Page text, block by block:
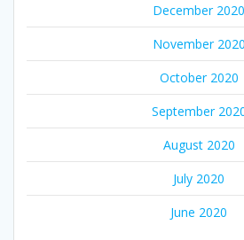
December 2020
November 2020
October 2020
September
August 2020
July 2020
June 2020